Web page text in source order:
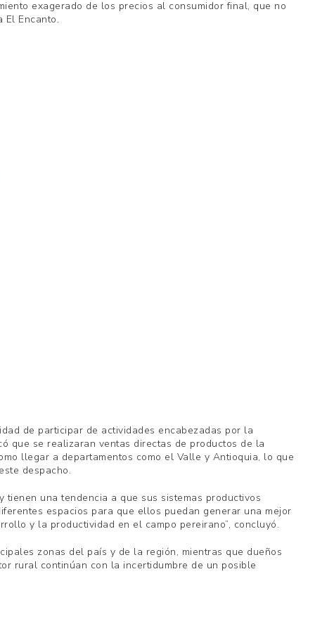
exagerado de los precios al consumidor final, que no
El Encanto.
de participar de actividades encabezadas por la
que se realizaran ventas directas de productos de la
llegar a departamentos como el Valle y Antioquia, lo que
despacho.
una tendencia a que sus sistemas productivos
espacios para que ellos puedan generar una mejor
y la productividad en el campo pereirano”, concluyó.
zonas del país y de la región, mientras que dueños
rural continúan con la incertidumbre de un posible